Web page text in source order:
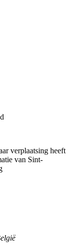
verplaatsing heeft
van Sint-